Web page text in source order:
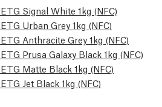
Signal White 1kg (NFC)
Urban Grey 1kg (NFC)
Anthracite Grey 1kg (NFC)
Prusa Galaxy Black 1kg (NFC)
Matte Black 1kg (NFC)
Jet Black 1kg (NFC)